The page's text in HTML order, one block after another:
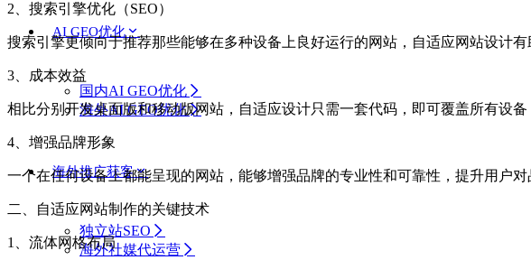
AI GEO优化
国内AI GEO优化
海外AI GEO优化
海外推广获客
独立站SEO
海外社媒代运营
2、搜索引擎优化（SEO）
搜索引擎更倾向于推荐那些能够在多种设备上良好运行的网站，自适应网站设计
3、成本效益
相比分别开发桌面版和移动版网站，自适应设计只需一套代码，即可覆盖所有设备
4、增强品牌形象
一个在任何设备上都能呈现的网站，能够增强品牌的专业性和可靠性，提升用户对
二、自适应网站制作的关键技术
1、流体网格布局